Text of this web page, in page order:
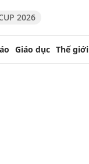
2026
Giáo dục Thế giới